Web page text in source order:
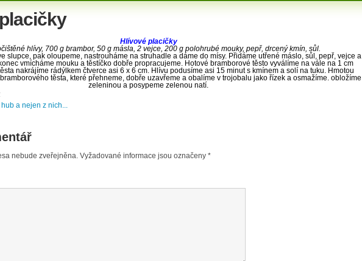
Hlívové placičky
hlívy, 700 g brambor, 50 g másla, 2 vejce, 200 g polohrubé mouky, pepř, drcený kmín, sůl.
slupce, pak oloupeme, nastrouháme na struhadle a dáme do mísy. Přidáme utřené máslo, sůl, pepř, vejce a
vmícháme mouku a těstíčko dobře propracujeme. Hotové bramborové těsto vyválíme na vále na 1 cm
nakrájíme rádýlkem čtverce asi 6 x 6 cm. Hlívu podusíme asi 15 minut s kmínem a solí na tuku. Hmotou
těsta, které přehneme, dobře uzavřeme a obalíme v trojobalu jako řízek a osmažíme. obložíme
zeleninou a posypeme zelenou natí.
hub a nejen z nich...
nebude zveřejněna. Vyžadované informace jsou označeny *